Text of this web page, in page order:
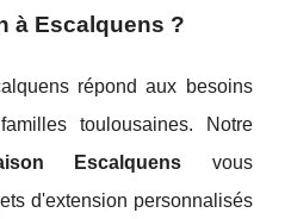
à Escalquens ?
répond aux besoins
toulousaines. Notre
Escalquens vous
d'extension personnalisés